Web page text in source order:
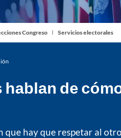
Congreso Servicios electorales
de
hay que respetar al